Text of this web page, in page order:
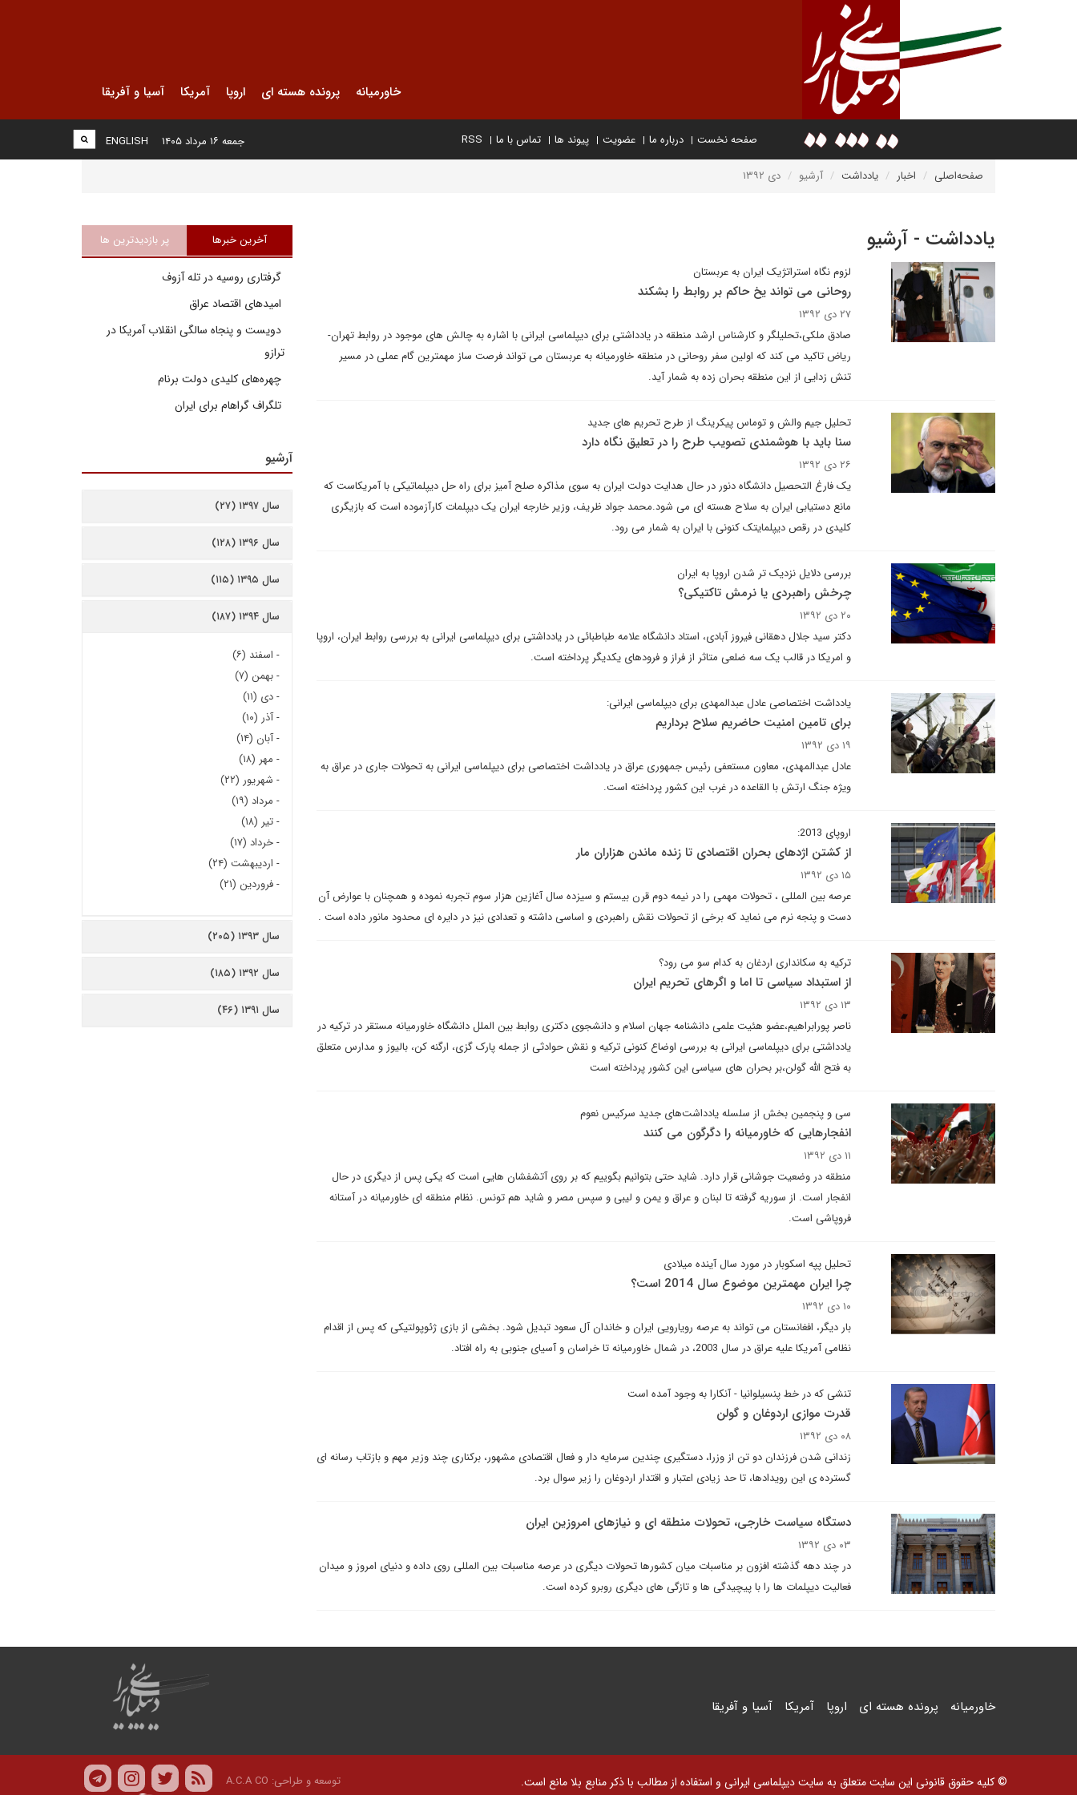
خاورمیانه پرونده هسته ای اروپا آمریکا آسیا و آفریقا
صفحه نخست درباره ما عضویت پیوند ها تماس با ما RSS
ENGLISH جمعه ۱۶ مرداد ۱۴۰۵
صفحه‌اصلی اخبار یادداشت آرشیو دی ۱۳۹۲
یادداشت - آرشیو
لزوم نگاه استراتژیک ایران به عربستان
روحانی می تواند یخ حاکم بر روابط را بشکند
۲۷ دی ۱۳۹۲
صادق ملکی،تحلیلگر و کارشناس ارشد منطقه در یادداشتی برای دیپلماسی ایرانی با اشاره به چالش های موجود در روابط تهران-
ریاض تاکید می کند که اولین سفر روحانی در منطقه خاورمیانه به عربستان می تواند فرصت ساز مهمترین گام عملی در مسیر
تنش زدایی از این منطقه بحران زده به شمار آید.
تحلیل جیم والش و توماس پیکرینگ از طرح تحریم های جدید
سنا باید با هوشمندی تصویب طرح را در تعلیق نگاه دارد
۲۶ دی ۱۳۹۲
یک فارغ التحصیل دانشگاه دنور در حال هدایت دولت ایران به سوی مذاکره صلح آمیز برای راه حل دیپلماتیکی با آمریکاست که
مانع دستیابی ایران به سلاح هسته ای می شود.محمد جواد ظریف، وزیر خارجه ایران یک دیپلمات کارآزموده است که بازیگری
کلیدی در رقص دیپلمایتک کنونی با ایران به شمار می رود.
بررسی دلایل نزدیک تر شدن اروپا به ایران
چرخش راهبردی یا نرمش تاکتیکی؟
۲۰ دی ۱۳۹۲
دکتر سید جلال دهقانی فیروز آبادی، استاد دانشگاه علامه طباطبائی در یادداشتی برای دیپلماسی ایرانی به بررسی روابط ایران، اروپا
و امریکا در قالب یک سه ضلعی متاثر از فراز و فرودهای یکدیگر پرداخته است.
یادداشت اختصاصی عادل عبدالمهدی برای دیپلماسی ایرانی:
برای تامین امنیت حاضریم سلاح برداریم
۱۹ دی ۱۳۹۲
عادل عبدالمهدی، معاون مستعفی رئیس جمهوری عراق در یادداشت اختصاصی برای دیپلماسی ایرانی به تحولات جاری در عراق به
ویژه جنگ ارتش با القاعده در غرب این کشور پرداخته است.
اروپای 2013:
از کشتن اژدهای بحران اقتصادی تا زنده ماندن هزاران مار
۱۵ دی ۱۳۹۲
عرصه بین المللی ، تحولات مهمی را در نیمه دوم قرن بیستم و سیزده سال آغازین هزار سوم تجربه نموده و همچنان با عوارض آن
دست و پنجه نرم می نماید که برخی از تحولات نقش راهبردی و اساسی داشته و تعدادی نیز در دایره ای محدود مانور داده است .
ترکیه به سکانداری اردغان به کدام سو می رود؟
از استبداد سیاسی تا اما و اگرهای تحریم ایران
۱۳ دی ۱۳۹۲
ناصر پورابراهیم،عضو هئیت علمی دانشنامه جهان اسلام و دانشجوی دکتری روابط بین الملل دانشگاه خاورمیانه مستقر در ترکیه در
یادداشتی برای دیپلماسی ایرانی به بررسی اوضاع کنونی ترکیه و نقش حوادثی از جمله پارک گزی، ارگنه کن، بالیوز و مدارس متعلق
به فتح الله گولن،بر بحران های سیاسی این کشور پرداخته است
سی و پنجمین بخش از سلسله یادداشت‌های جدید سرکیس نعوم
انفجارهایی که خاورمیانه را دگرگون می کنند
۱۱ دی ۱۳۹۲
منطقه در وضعیت جوشانی قرار دارد. شاید حتی بتوانیم بگوییم که بر روی آتشفشان هایی است که یکی پس از دیگری در حال
انفجار است. از سوریه گرفته تا لبنان و عراق و یمن و لیبی و سپس مصر و شاید هم تونس. نظام منطقه ای خاورمیانه در آستانه
فروپاشی است.
تحلیل پپه اسکوبار در مورد سال آینده میلادی
چرا ایران مهمترین موضوع سال 2014 است؟
۱۰ دی ۱۳۹۲
بار دیگر، افغانستان می تواند به عرصه رویارویی ایران و خاندان آل سعود تبدیل شود. بخشی از بازی ژئوپولتیکی که پس از اقدام
نظامی آمریکا علیه عراق در سال 2003، در شمال خاورمیانه تا خراسان و آسیای جنوبی به راه افتاد.
تنشی که در خط پنسیلوانیا - آنکارا به وجود آمده است
قدرت موازی اردوغان و گولن
۰۸ دی ۱۳۹۲
زندانی شدن فرزندان دو تن از وزرا، دستگیری چندین سرمایه دار و فعال اقتصادی مشهور، برکناری چند وزیر مهم و بازتاب رسانه ای
گسترده ی این رویدادها، تا حد زیادی اعتبار و اقتدار اردوغان را زیر سوال برد.
دستگاه سیاست خارجی، تحولات منطقه ای و نیازهای امروزین ایران
۰۳ دی ۱۳۹۲
در چند دهه گذشته افزون بر مناسبات میان کشورها تحولات دیگری در عرصه مناسبات بین المللی روی داده و دنیای امروز و میدان
فعالیت دیپلمات ها را با پیچیدگی ها و تازگی های دیگری روبرو کرده است.
آخرین خبرها پر بازدیدترین ها
گرفتاری روسیه در تله آزوف
امیدهای اقتصاد عراق
دویست و پنجاه سالگی انقلاب آمریکا در
ترازو
چهره‌های کلیدی دولت برنام
تلگراف گراهام برای ایران
آرشیو
سال ۱۳۹۷ (۲۷)
سال ۱۳۹۶ (۱۲۸)
سال ۱۳۹۵ (۱۱۵)
سال ۱۳۹۴ (۱۸۷)
- اسفند (۶)
-بهمن (۷)
-دی (۱۱)
-آذر (۱۰)
-آبان (۱۴)
- مهر (۱۸)
- شهریور (۲۲)
- مرداد (۱۹)
-تیر (۱۸)
-خرداد (۱۷)
- اردیبهشت (۲۴)
-فروردین (۲۱)
سال ۱۳۹۳ (۲۰۵)
سال ۱۳۹۲ (۱۸۵)
سال ۱۳۹۱ (۴۶)
خاورمیانه پرونده هسته ای اروپا آمریکا آسیا و آفریقا
© کلیه حقوق قانونی این سایت متعلق به سایت دیپلماسی ایرانی و استفاده از مطالب با ذکر منابع بلا مانع است. توسعه و طراحی: A.C.A CO